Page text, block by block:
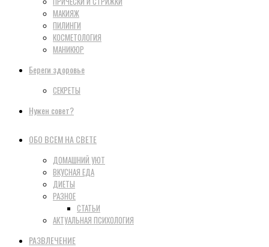
МАКИЯЖ
ПИЛИНГИ
КОСМЕТОЛОГИЯ
МАНИКЮР
Береги здоровье
СЕКРЕТЫ
Нужен совет?
ОБО ВСЕМ НА СВЕТЕ
ДОМАШНИЙ УЮТ
ВКУСНАЯ ЕДА
ДИЕТЫ
РАЗНОЕ
СТАТЬИ
АКТУАЛЬНАЯ ПСИХОЛОГИЯ
РАЗВЛЕЧЕНИЕ